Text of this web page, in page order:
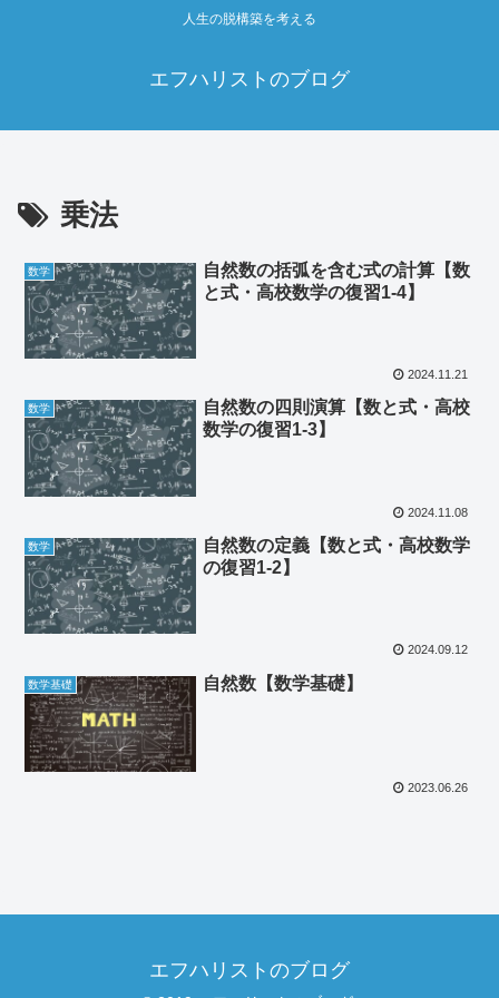
人生の脱構築を考える
エフハリストのブログ
乗法
数学
自然数の括弧を含む式の計算【数
と式・高校数学の復習1-4】
2024.11.21
数学
自然数の四則演算【数と式・高校
数学の復習1-3】
2024.11.08
数学
自然数の定義【数と式・高校数学
の復習1-2】
2024.09.12
数学基礎 自然数【数学基礎】
2023.06.26
エフハリストのブログ